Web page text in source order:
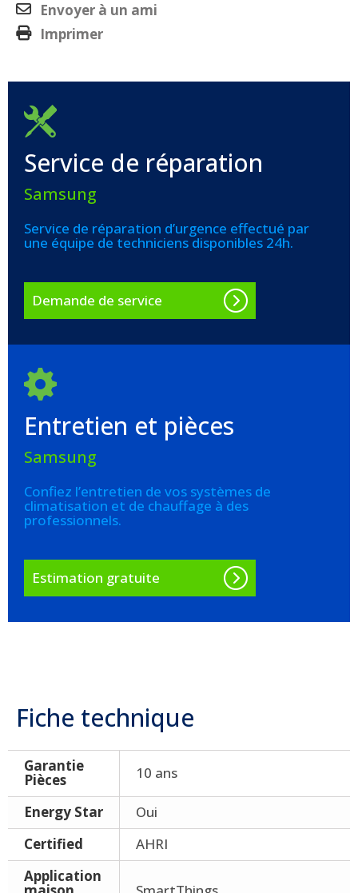
Envoyer à un ami
Imprimer
Service de réparation
Samsung
Service de réparation d’urgence effectué par
une équipe de techniciens disponibles 24h.
Demande de service
Entretien et pièces
Samsung
Confiez l’entretien de vos systèmes de
climatisation et de chauffage à des
professionnels.
Estimation gratuite
Fiche technique
Garantie
Pièces 10 ans
Energy Star
Oui
Certified
AHRI
Application